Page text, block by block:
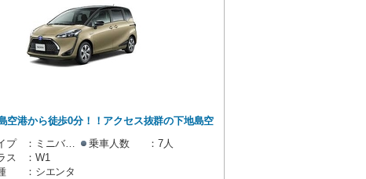
空港から徒歩0分！！アクセス抜群の下地島空
コンパクトミニバンクラス(W1)免責保険込プ
ン・ワゴン]
プ ：ミニバン・ワゴン 乗車人数
：7人
ス
：W1
：シエンタ